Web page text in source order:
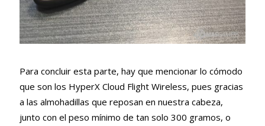
Para concluir esta parte, hay que mencionar lo cómodo
que son los HyperX Cloud Flight Wireless, pues gracias
a las almohadillas que reposan en nuestra cabeza,
junto con el peso mínimo de tan solo 300 gramos, o